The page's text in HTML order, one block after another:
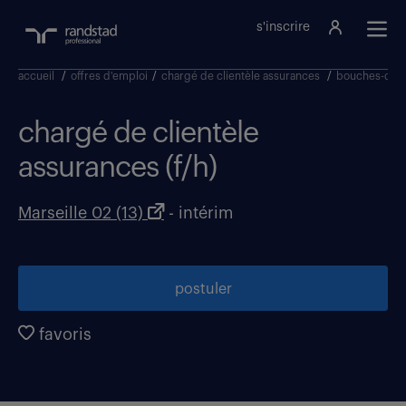
s'inscrire
accueil / offres d'emploi / chargé de clientèle assurances / bouches-du-
chargé de clientèle
assurances (f/h)
Marseille 02 (13) - intérim
postuler
favoris